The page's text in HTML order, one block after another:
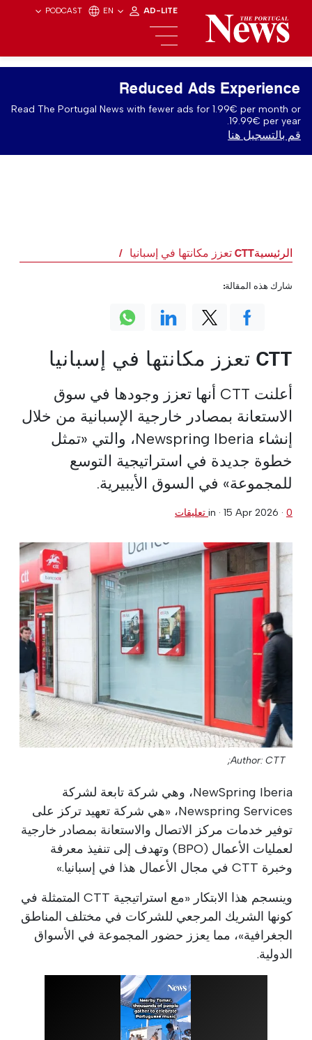
PODCAST EN AD-LITE
Reduced Ads Experience
Read The Portugal News with fewer ads for 1.99€ per month or
19.99€ per year.
قم بالتسجيل هنا
الرئيسيةCTT تعزز مكانتها في إسبانيا
CTT تعزز مكانتها في إسبانيا
أعلنت CTT أنها تعزز وجودها في سوق
الاستعانة بمصادر خارجية الإسبانية من خلال
إنشاء Newspring Iberia، والتي «تمثل
خطوة جديدة في استراتيجية التوسع
للمجموعة» في السوق الأيبيرية.
in · 15 Apr 2026 · 0 تعليقات
Author: CTT;
NewSpring Iberia، وهي شركة تابعة لشركة
Newspring Services، «هي شركة تعهيد تركز على
توفير خدمات مركز الاتصال والاستعانة بمصادر خارجية
لعمليات الأعمال (BPO) وتهدف إلى تنفيذ معرفة
وخبرة CTT في مجال الأعمال هذا في إسبانيا.»
وينسجم هذا الابتكار «مع استراتيجية CTT المتمثلة في
كونها الشريك المرجعي للشركات في مختلف المناطق
الجغرافية»، مما يعزز حضور المجموعة في الأسواق
الدولية.
شارك هذه المقالة: